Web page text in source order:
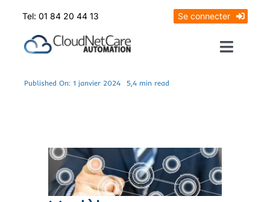
content
Tel: 01 84 20 44 13 Se connecter
Toggle
Prendrez RDV
Published On: 1 janvier 2024 5,4 min read